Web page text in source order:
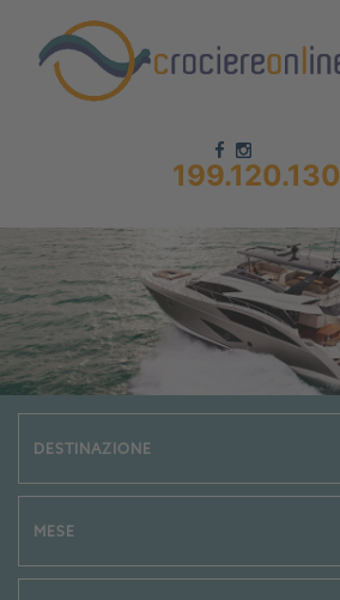
199.120.130
Chi siamo – CrociereOnLine
Destinazioni Crociere
Prenota crociere
News